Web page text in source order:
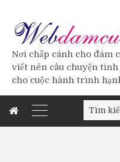
Nơi chấp cánh cho đám
viết nên câu chuyện
cho cuộc hành trình
Tìm
kiếm: